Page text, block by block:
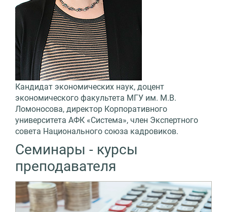
Кандидат экономических наук, доцент
экономического факультета МГУ им. М.В.
Ломоносова, директор Корпоративного
университета АФК «Система», член Экспертного
совета Национального союза кадровиков.
Семинары - курсы
преподавателя